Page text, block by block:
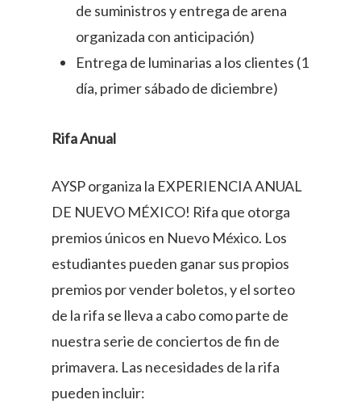
de suministros y entrega de arena
organizada con anticipación)
Entrega de luminarias a los clientes (1
día, primer sábado de diciembre)
Rifa Anual
AYSP organiza la EXPERIENCIA ANUAL
DE NUEVO MÉXICO! Rifa que otorga
premios únicos en Nuevo México. Los
estudiantes pueden ganar sus propios
premios por vender boletos, y el sorteo
de la rifa se lleva a cabo como parte de
nuestra serie de conciertos de fin de
primavera. Las necesidades de la rifa
pueden incluir: